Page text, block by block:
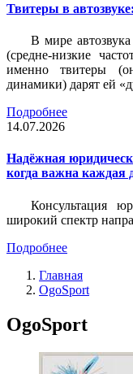
Твитеры в
В мире
(средне-низкие
именно твитеры
динамики) дарят ей
Подробнее
14.07.2026
Надёжная
когда важна каждая
Консультация
широкий спектр
Подробнее
Главная
OgoSport
OgoSport